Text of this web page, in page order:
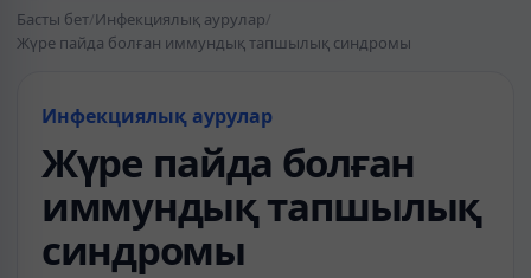
Басты бет/Инфекциялық аурулар/
Жүре пайда болған иммундық тапшылық синдромы
Инфекциялық аурулар
Жүре пайда болған
иммундық тапшылық
синдромы